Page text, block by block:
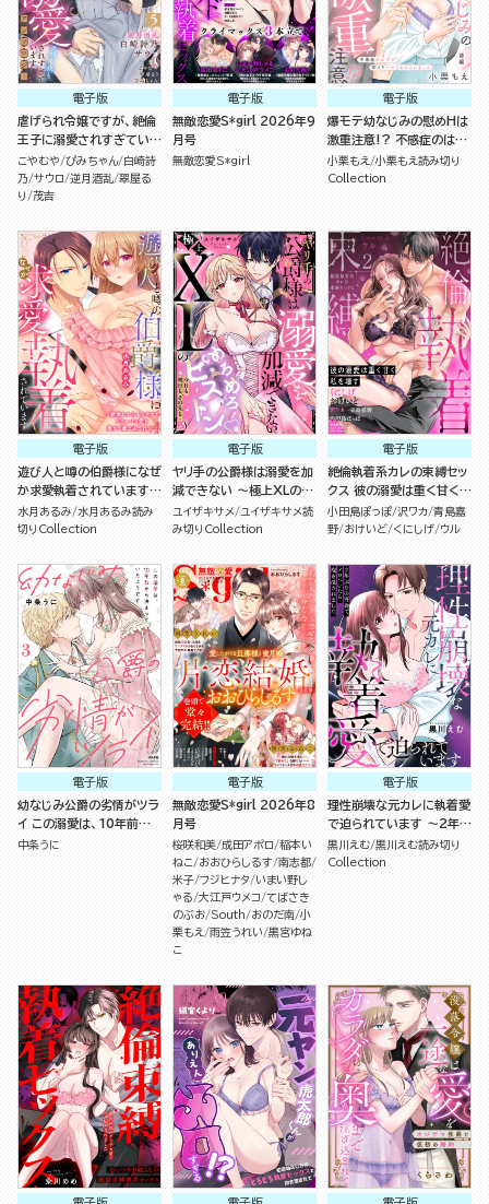
電子版
虐げられ令嬢ですが、絶倫
王子に溺愛されすぎていま
す!?（※昼も夜も）アンソ
ロジー （5）
こやむや ぴみちゃん 白崎詩
乃 サウロ 逆月酒乱 翠屋る
り
茂吉
電子版
無敵恋愛S*girl 2026年9
月号
無敵恋愛S*girl
電子版
爆モテ幼なじみの慰めHは
激重注意!? 不感症のはず
が即イキさせられちゃいま
した（単話版）
小栗もえ
小栗もえ読み切り
Collection
電子版
遊び人と噂の伯爵様になぜ
か求愛執着されています
～絶倫わからセックスでど
ちゅパコ愛を奥まで教え込
水月あるみ 水月あるみ読み
切りCollection
電子版
ヤリ手の公爵様は溺愛を加
減できない ～極上XLのめ
ろめろピストン 今日も明日
も、その先も…～（単話版）
ユイザキサメ
ユイザキサメ読
み切りCollection
電子版
絶倫執着系カレの束縛セッ
クス 彼の溺愛は重く甘く私
を壊す （2）
小田島ぽっぽ 沢ワカ 青島嘉
野 おけいど くにしげ ウル
電子版
幼なじみ公爵の劣情がツラ
イ この溺愛は、10年前から
決まっていたようです （3）
中条うに
電子版
無敵恋愛S*girl 2026年8
月号
桜咲和美 成田アポロ 稲本い
ねこ
おおひらしるす 南志都
米子 フジヒナタ
いまい野し
ゃる 大江戸ウメコ てばさき
のぶお South おのだ南 小
栗もえ
雨笠うれい 黒宮ゆね
こ
電子版
理性崩壊な元カレに執着愛
で迫られています ～2年ぶ
りの再会でメロついたら抱
き潰されました～（単話版）
黒川えむ 黒川えむ読み切り
Collection